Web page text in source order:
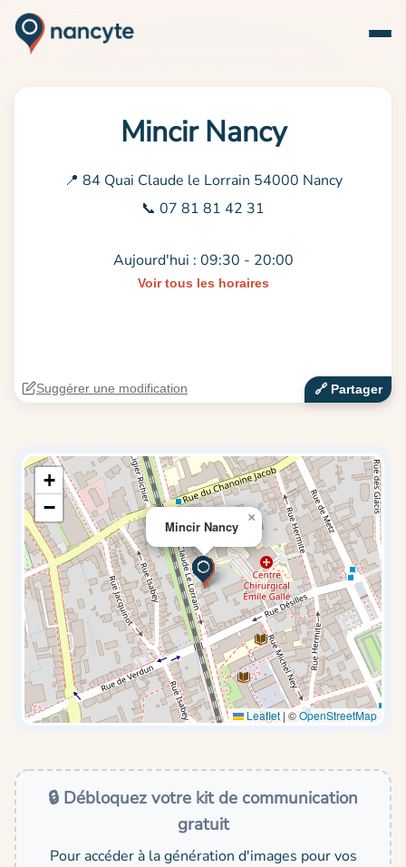
Mincir Nancy
📍 84 Quai Claude le Lorrain 54000 Nancy
📞 07 81 81 42 31
Aujourd'hui : 09:30 - 20:00
Voir tous les horaires
🔗‍️ Partager
Suggérer une modification
Mincir Nancy
×
+
−
Leaflet|©OpenStreetMap
🔒 Débloquez votre kit de communication
gratuit
Pour accéder à la génération d'images pour vos